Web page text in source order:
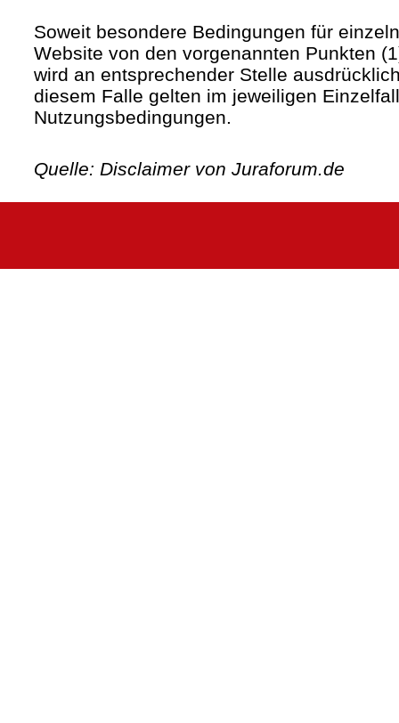
Soweit besondere Bedingungen für
Website von den vorgenannten Punkten
wird an entsprechender Stelle
diesem Falle gelten im jeweiligen
Nutzungsbedingungen.
Quelle: Disclaimer von Juraforum.de